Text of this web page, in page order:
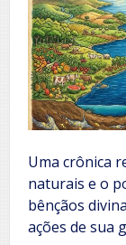
Uma crônica
naturais e o
bênçãos
ações de sua